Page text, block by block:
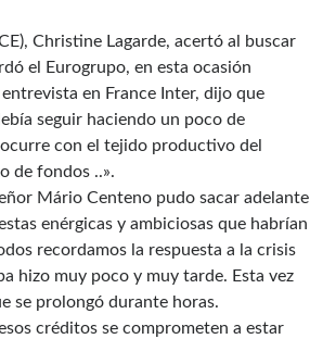
Christine Lagarde, acertó al buscar
el Eurogrupo, en esta ocasión
en France Inter, dijo que
seguir haciendo un poco de
con el tejido productivo del
de fondos ..».
Mário Centeno pudo sacar adelante
enérgicas y ambiciosas que habrían
recordamos la respuesta a la crisis
hizo muy poco y muy tarde. Esta vez
se prolongó durante horas.
créditos se comprometen a estar